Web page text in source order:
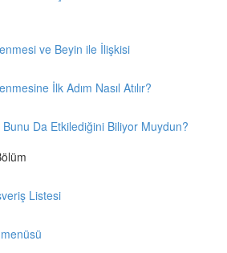
ve Beyin ile İlişkisi
İlk Adım Nasıl Atılır?
Da Etkilediğini Biliyor Muydun?
Listesi